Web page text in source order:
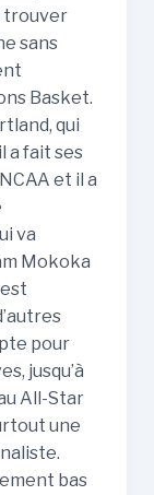
trouver
sans
Basket.
qui
a fait ses
et il a
va
Mokoka
pour
jusqu’à
All-Star
une
bas